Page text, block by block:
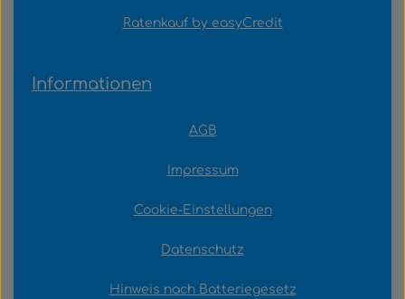
Ratenkauf by easyCredit
Informationen
AGB
Impressum
Cookie-Einstellungen
Datenschutz
Hinweis nach Batteriegesetz